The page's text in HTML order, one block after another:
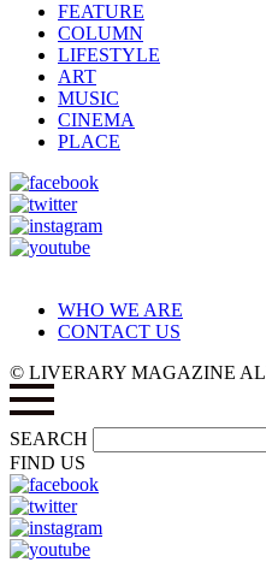
FEATURE
COLUMN
LIFESTYLE
ART
MUSIC
CINEMA
PLACE
WHO WE ARE
CONTACT US
© LIVERARY MAGAZINE
SEARCH
FIND US